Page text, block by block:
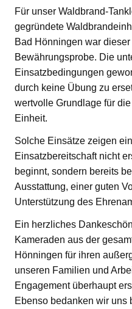
Für unser Waldbrand-
gegründete
Bad Hönningen war
Bewährungsprobe. Die
Einsatzbedingungen
durch keine Übung zu
wertvolle Grundlage für
Einheit.
Solche Einsätze zeigen
Einsatzbereitschaft nicht
beginnt, sondern bereits
Ausstattung, einer guten
Unterstützung des
Ein herzliches
Kameraden aus der
Hönningen für ihren
unseren Familien und
Engagement überhaupt
Ebenso bedanken wir uns